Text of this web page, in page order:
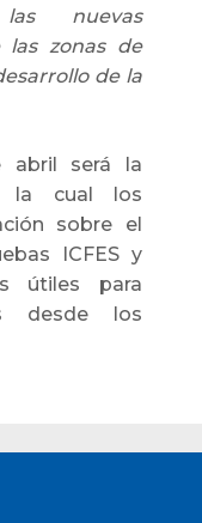
nuevas
las zonas de
de la
abril será la
la cual los
sobre el
ICFES y
útiles para
desde los